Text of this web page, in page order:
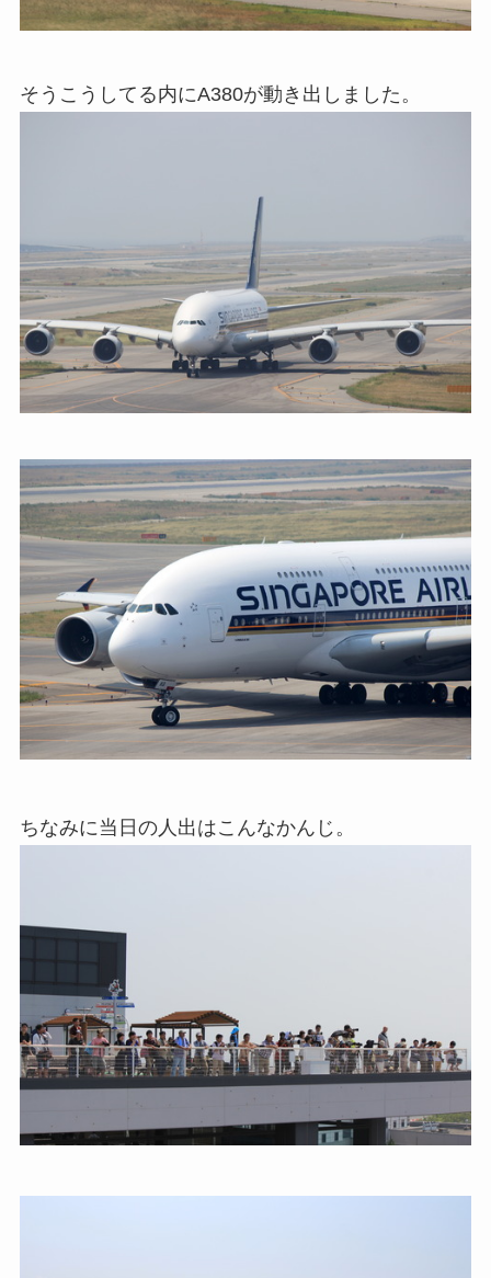
そうこうしてる内にA380が動き出しました。
ちなみに当日の人出はこんなかんじ。